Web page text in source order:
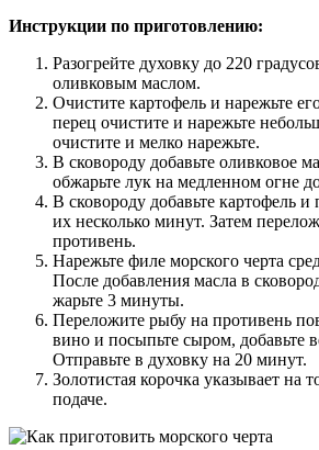
Инструкции по приготовлению:
Разогрейте духовку до 220
оливковым маслом.
Очистите картофель и нарежьте
перец очистите и нарежьте
очистите и мелко нарежьте.
В сковороду добавьте оливковое
обжарьте лук на медленном огне
В сковороду добавьте картофель
их несколько минут. Затем
противень.
Нарежьте филе морского черта
После добавления масла в
жарьте 3 минуты.
Переложите рыбу на противень
вино и посыпьте сыром, добавьте
Отправьте в духовку на 20 минут.
Золотистая корочка указывает на
подаче.